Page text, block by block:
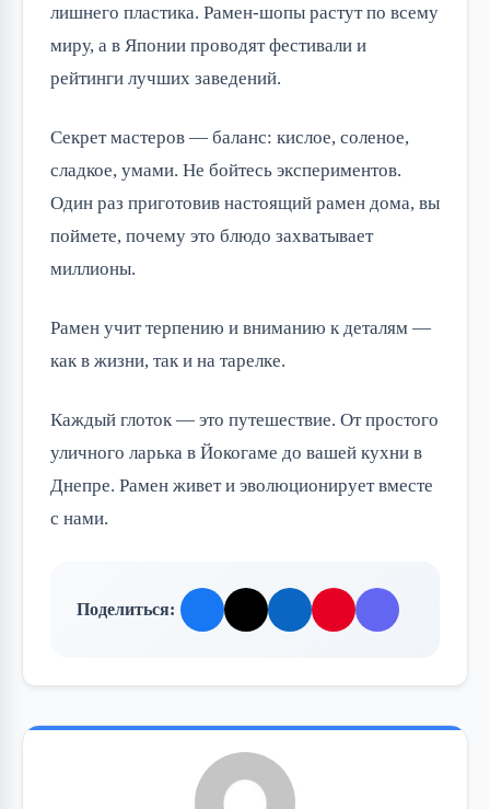
лишнего пластика. Рамен-шопы растут по всему
миру, а в Японии проводят фестивали и
рейтинги лучших заведений.
Секрет мастеров — баланс: кислое, соленое,
сладкое, умами. Не бойтесь экспериментов.
Один раз приготовив настоящий рамен дома, вы
поймете, почему это блюдо захватывает
миллионы.
Рамен учит терпению и вниманию к деталям —
как в жизни, так и на тарелке.
Каждый глоток — это путешествие. От простого
уличного ларька в Йокогаме до вашей кухни в
Днепре. Рамен живет и эволюционирует вместе
с нами.
Поделиться: